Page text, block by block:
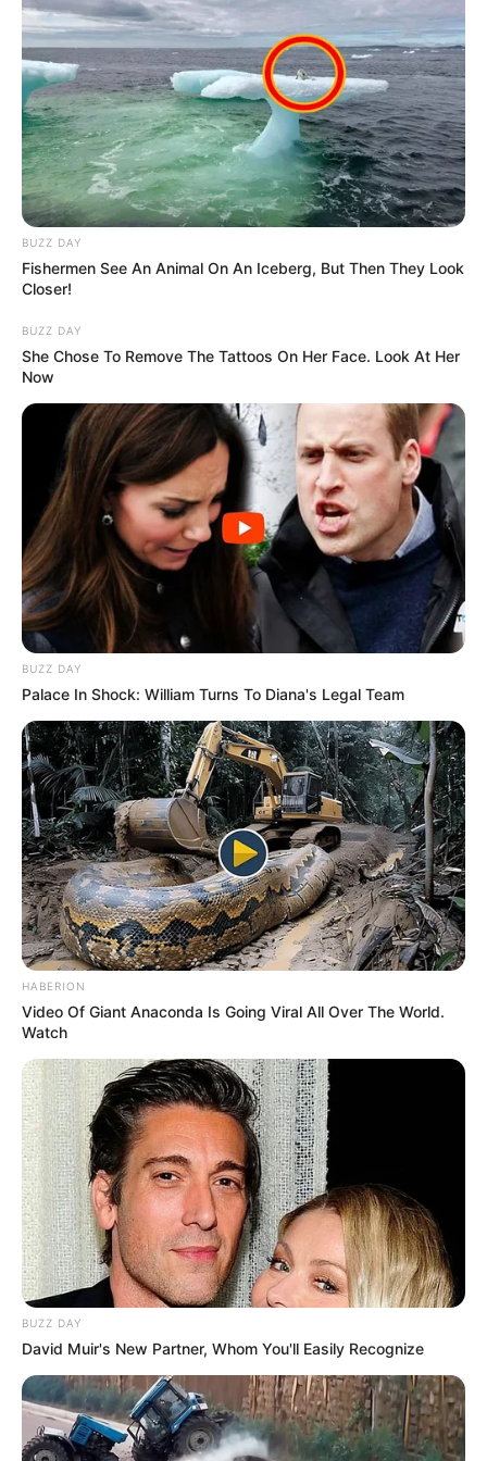
BUZZ DAY
Fishermen See An Animal On An Iceberg, But Then They Look
Closer!
BUZZ DAY
She Chose To Remove The Tattoos On Her Face. Look At Her
Now
BUZZ DAY
Palace In Shock: William Turns To Diana's Legal Team
HABERION
Video Of Giant Anaconda Is Going Viral All Over The World.
Watch
BUZZ DAY
David Muir's New Partner, Whom You'll Easily Recognize